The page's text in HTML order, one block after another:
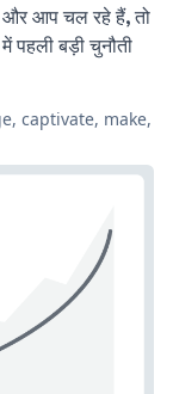
आप चल रहे हैं, तो
पहली बड़ी चुनौती
captivate, make,